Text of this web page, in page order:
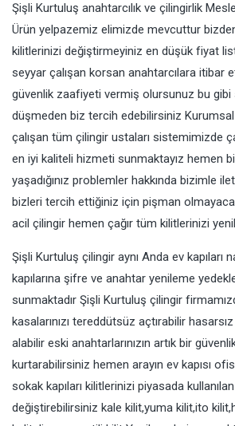
Şişli Kurtuluş anahtarcılık ve çilingirlik
Ürün yelpazemiz elimizde mevcuttur
kilitlerinizi değiştirmeyiniz en düşük fiyat
seyyar çalışan korsan anahtarcılara itibar
güvenlik zaafiyeti vermiş olursunuz bu gibi
düşmeden biz tercih edebilirsiniz
çalışan tüm çilingir ustaları sistemimizde
en iyi kaliteli hizmeti sunmaktayız hemen
yaşadığınız problemler hakkında bizimle
bizleri tercih ettiğiniz için pişman
acil çilingir hemen çağır tüm kilitlerinizi
Şişli Kurtuluş çilingir aynı Anda ev kapıları
kapılarına şifre ve anahtar yenileme
sunmaktadır Şişli Kurtuluş çilingir
kasalarınızı tereddütsüz açtırabilir
alabilir eski anahtarlarınızın artık bir
kurtarabilirsiniz hemen arayın ev kapısı
sokak kapıları kilitlerinizi piyasada
değiştirebilirsiniz kale kilit,yuma kilit,ito